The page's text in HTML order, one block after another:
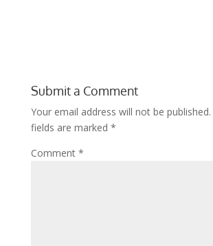
Submit a Comment
Your email address will not be published.
fields are marked *
Comment *